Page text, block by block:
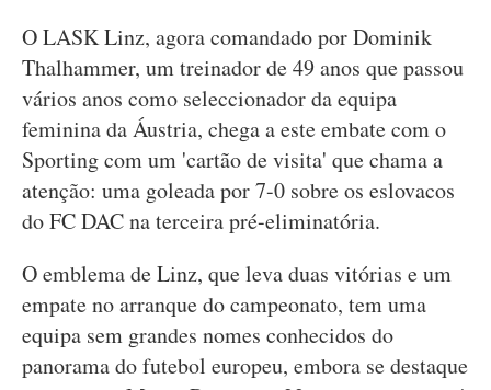
O LASK Linz, agora comandado por Dominik
Thalhammer, um treinador de 49 anos que passou
vários anos como seleccionador da equipa
feminina da Áustria, chega a este embate com o
Sporting com um 'cartão de visita' que chama a
atenção: uma goleada por 7-0 sobre os eslovacos
do FC DAC na terceira pré-eliminatória.
O emblema de Linz, que leva duas vitórias e um
empate no arranque do campeonato, tem uma
equipa sem grandes nomes conhecidos do
panorama do futebol europeu, embora se destaque